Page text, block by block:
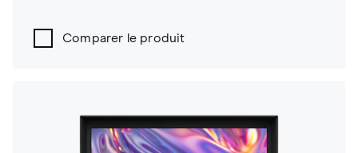
Comparer le produit